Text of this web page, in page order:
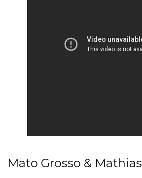
Mato Grosso & Mathias